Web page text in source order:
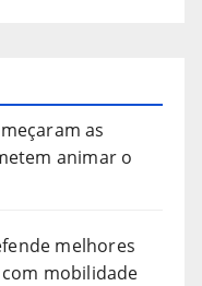
as
animar o
melhores
mobilidade